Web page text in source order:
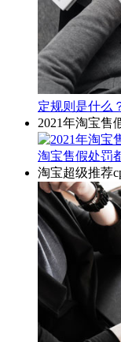
定规则是什么
2021年淘宝售
淘宝售假处罚
淘宝超级推荐